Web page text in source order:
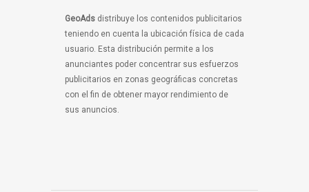
GeoAds distribuye los contenidos publicitarios
teniendo en cuenta la ubicación física de cada
usuario. Esta distribución permite a los
anunciantes poder concentrar sus esfuerzos
publicitarios en zonas geográficas concretas
con el fin de obtener mayor rendimiento de
sus anuncios.